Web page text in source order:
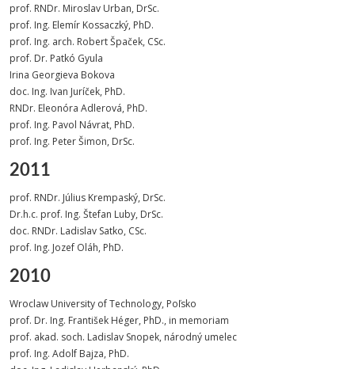
prof. RNDr. Miroslav Urban, DrSc.
prof. Ing. Elemír Kossaczký, PhD.
prof. Ing. arch. Robert Špaček, CSc.
prof. Dr. Patkó Gyula
Irina Georgieva Bokova
doc. Ing. Ivan Juríček, PhD.
RNDr. Eleonóra Adlerová, PhD.
prof. Ing. Pavol Návrat, PhD.
prof. Ing. Peter Šimon, DrSc.
2011
prof. RNDr. Július Krempaský, DrSc.
Dr.h.c. prof. Ing. Štefan Luby, DrSc.
doc. RNDr. Ladislav Satko, CSc.
prof. Ing. Jozef Oláh, PhD.
2010
Wroclaw University of Technology, Poľsko
prof. Dr. Ing. František Héger, PhD., in memoriam
prof. akad. soch. Ladislav Snopek, národný umelec
prof. Ing. Adolf Bajza, PhD.